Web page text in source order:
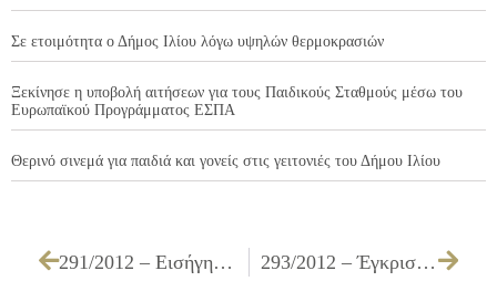
Σε ετοιμότητα ο Δήμος Ιλίου λόγω υψηλών θερμοκρασιών
Ξεκίνησε η υποβολή αιτήσεων για τους Παιδικούς Σταθμούς μέσω του
Ευρωπαϊκού Προγράμματος ΕΣΠΑ
Θερινό σινεμά για παιδιά και γονείς στις γειτονιές του Δήμου Ιλίου
291/2012 – Εισήγηση για έγκριση πρακτικού δημοπρασίας που αφορά σε μίσθωση οικήματος κατάλληλου για τη στέγαση Υπηρεσιών του Δήμου Ιλίου 293/2012 – Έγκριση τεχνικών προδιαγραφών και καθορισμός τρόπου εκτέλεσης και όρων διακήρυξης για την «Προμήθεια 200 κάδων απορριμμάτων»